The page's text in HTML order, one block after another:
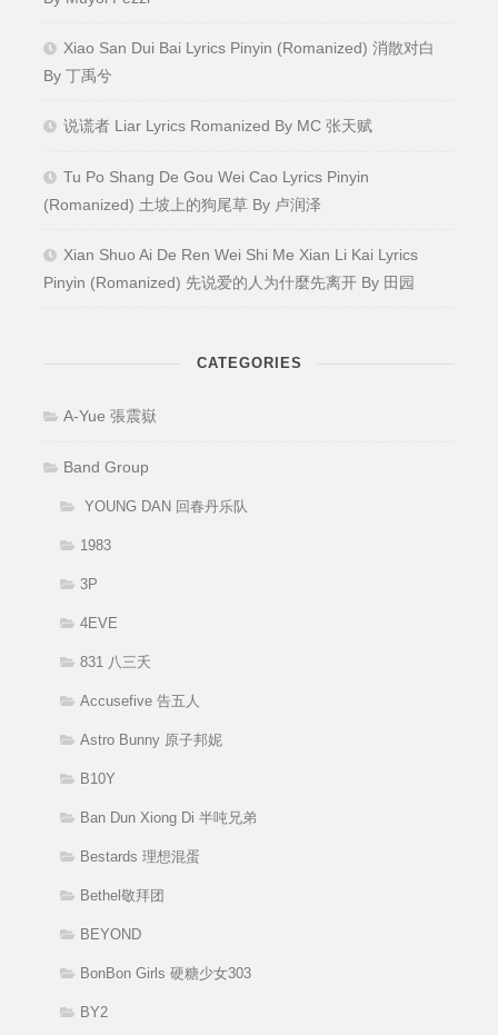
Xiao San Dui Bai Lyrics Pinyin (Romanized) 消散对白
By 丁禹兮
说谎者 Liar Lyrics Romanized By MC 张天赋
Tu Po Shang De Gou Wei Cao Lyrics Pinyin
(Romanized) 土坡上的狗尾草 By 卢润泽
Xian Shuo Ai De Ren Wei Shi Me Xian Li Kai Lyrics
Pinyin (Romanized) 先说爱的人为什麼先离开 By 田园
CATEGORIES
A-Yue 張震嶽
Band Group
YOUNG DAN 回春丹乐队
1983
3P
4EVE
831 八三夭
Accusefive 告五人
Astro Bunny 原子邦妮
B10Y
Ban Dun Xiong Di 半吨兄弟
Bestards 理想混蛋
Bethel敬拜团
BEYOND
BonBon Girls 硬糖少女303
BY2